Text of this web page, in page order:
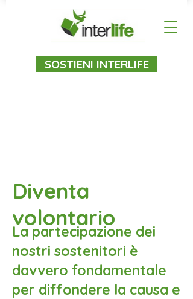
SOSTIENI INTERLIFE
La partecipazione dei
nostri sostenitori è
davvero fondamentale
per diffondere la causa e
Diventa
volontario